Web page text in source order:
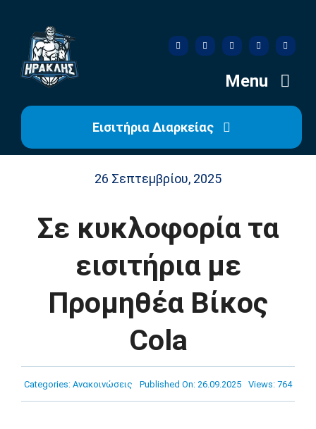
content
Menu
Αρχική
Ιστορία
Η Ομάδα
Η Διοίκηση
Νέα
Εισιτήρια Διαρκείας
26 Σεπτεμβρίου, 2025
Σε κυκλοφορία τα
εισιτήρια με
Προμηθέα Βίκος
Cola
Categories: Ανακοινώσεις Published On: 26.09.2025 Views: 764